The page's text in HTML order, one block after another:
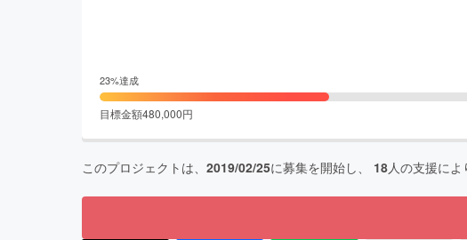
23%達成
目標金額480,000円
このプロジェクトは、 2019/02/25に募集を開始し、 18人の支援によ